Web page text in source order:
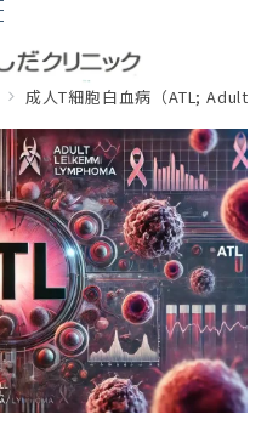
成人T細胞白血病（ATL; Adult